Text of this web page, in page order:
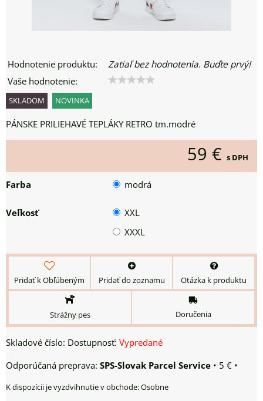
Hodnotenie produktu:
Zatiaľ bez hodnotenia. Buďte prvý!
Vaše hodnotenie:
SKLADOM NOVINKA
PÁNSKE PRILIEHAVÉ TEPLÁKY RETRO tm.modré
59 € s DPH
Farba modrá
Veľkosť
XXL
XXXL
Pridať k Obľúbeným Pridať do zoznamu Otázka k produktu
Strážny pes Doručenia
Skladové číslo: Dostupnosť: Vypredané
SPS-Slovak Parcel Service • 5 € •
Osobne